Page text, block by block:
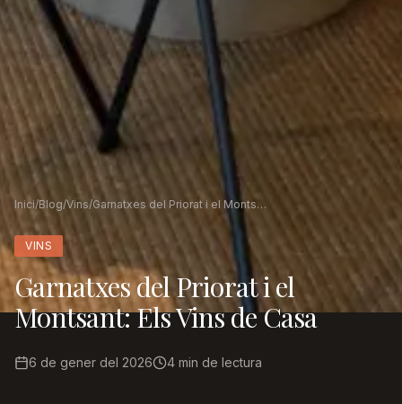
Inici/Blog/Vins/ Garnatxes del Priorat i el Montsant: Els Vins de Casa
VINS
Garnatxes del Priorat i el
Montsant: Els Vins de Casa
6 de gener del 2026 4 min de lectura